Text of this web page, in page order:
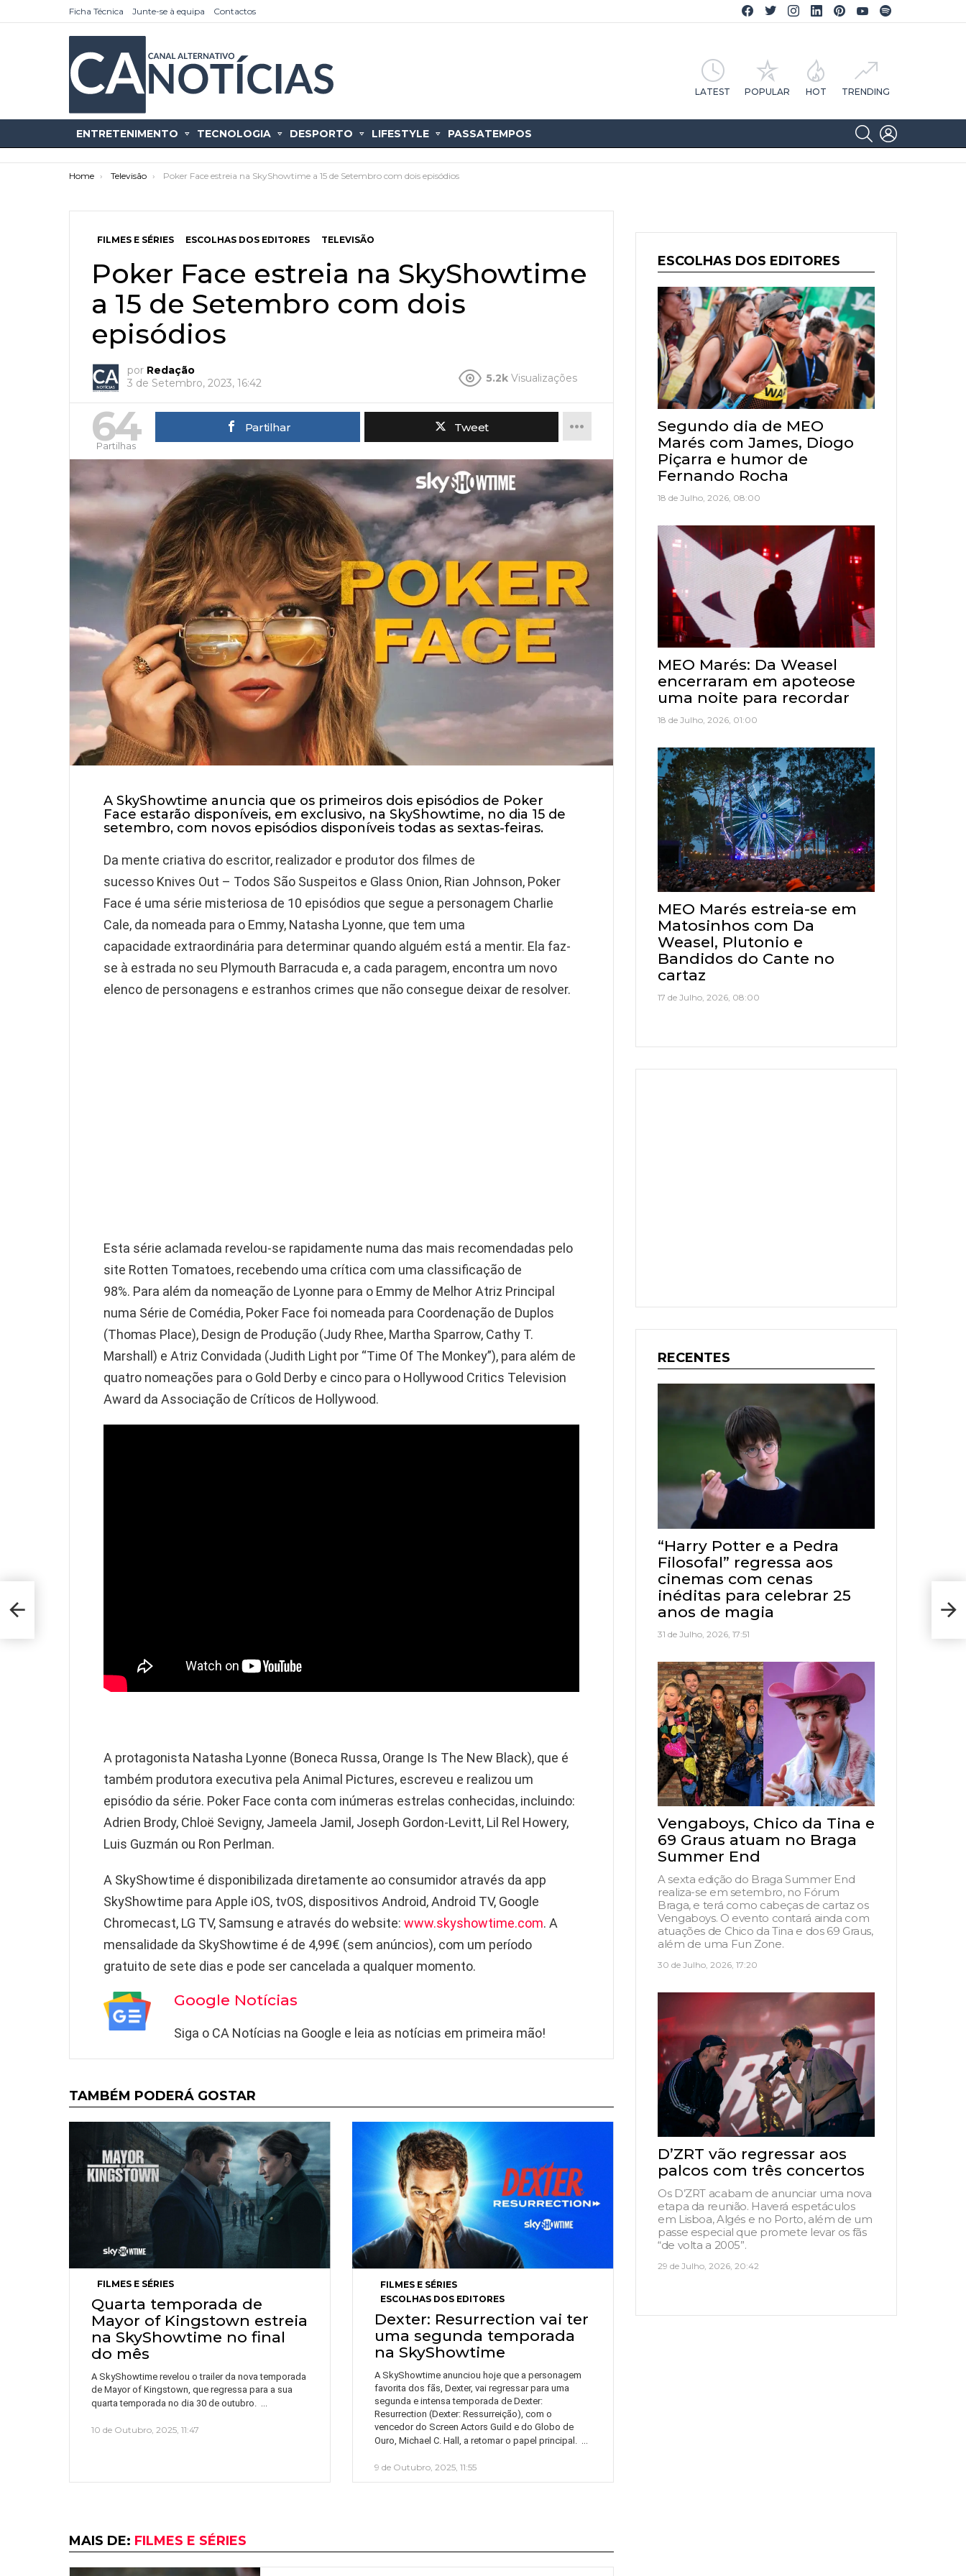
Ficha Técnica Junte-se à equipa Contactos
Facebook CA Notícias
Twitter CA Notícias
Instagram CA Notícias
Linkedin CA Notícias
Pinterest CA Notícias
YouTube CA Notícias
LATEST POPULAR HOT TRENDING
ENTRETENIMENTO TECNOLOGIA DESPORTO LIFESTYLE PASSATEMPOS
SEARCH
You are here:
Home Televisão Poker Face estreia na SkyShowtime a 15 de Setembro com dois episódios
FILMES E SÉRIES ESCOLHAS DOS EDITORES TELEVISÃO
Poker Face estreia na SkyShowtime
a 15 de Setembro com dois
episódios
por Redação
3 de Setembro, 2023, 16:42
5.2k Visualizações
64
Partilhas
Partilhar Tweet
A SkyShowtime anuncia que os primeiros dois episódios de Poker
Face estarão disponíveis, em exclusivo, na SkyShowtime, no dia 15 de
setembro, com novos episódios disponíveis todas as sextas-feiras.
Da mente criativa do escritor, realizador e produtor dos filmes de
sucesso Knives Out – Todos São Suspeitos e Glass Onion, Rian Johnson, Poker
Face é uma série misteriosa de 10 episódios que segue a personagem Charlie
Cale, da nomeada para o Emmy, Natasha Lyonne, que tem uma
capacidade extraordinária para determinar quando alguém está a mentir. Ela faz-
se à estrada no seu Plymouth Barracuda e, a cada paragem, encontra um novo
elenco de personagens e estranhos crimes que não consegue deixar de resolver.
Esta série aclamada revelou-se rapidamente numa das mais recomendadas pelo
site Rotten Tomatoes, recebendo uma crítica com uma classificação de
98%. Para além da nomeação de Lyonne para o Emmy de Melhor Atriz Principal
numa Série de Comédia, Poker Face foi nomeada para Coordenação de Duplos
(Thomas Place), Design de Produção (Judy Rhee, Martha Sparrow, Cathy T.
Marshall) e Atriz Convidada (Judith Light por “Time Of The Monkey”), para além de
quatro nomeações para o Gold Derby e cinco para o Hollywood Critics Television
Award da Associação de Críticos de Hollywood.
A protagonista Natasha Lyonne (Boneca Russa, Orange Is The New Black), que é
também produtora executiva pela Animal Pictures, escreveu e realizou um
episódio da série. Poker Face conta com inúmeras estrelas conhecidas, incluindo:
Adrien Brody, Chloë Sevigny, Jameela Jamil, Joseph Gordon-Levitt, Lil Rel Howery,
Luis Guzmán ou Ron Perlman.
A SkyShowtime é disponibilizada diretamente ao consumidor através da app
SkyShowtime para Apple iOS, tvOS, dispositivos Android, Android TV, Google
Chromecast, LG TV, Samsung e através do website: www.skyshowtime.com. A
mensalidade da SkyShowtime é de 4,99€ (sem anúncios), com um período
gratuito de sete dias e pode ser cancelada a qualquer momento.
Google Notícias
Siga o CA Notícias na Google e leia as notícias em primeira mão!
TAMBÉM PODERÁ GOSTAR
FILMES E SÉRIES
Quarta temporada de
Mayor of Kingstown estreia
na SkyShowtime no final
do mês
A SkyShowtime revelou o trailer da nova temporada
de Mayor of Kingstown, que regressa para a sua
quarta temporada no dia 30 de outubro.
10 de Outubro, 2025, 11:47
FILMES E SÉRIES
ESCOLHAS DOS EDITORES
Dexter: Resurrection vai ter
uma segunda temporada
na SkyShowtime
A SkyShowtime anunciou hoje que a personagem
favorita dos fãs, Dexter, vai regressar para uma
segunda e intensa temporada de Dexter:
Resurrection (Dexter: Ressurreição), com o
vencedor do Screen Actors Guild e do Globo de
Ouro, Michael C. Hall, a retomar o papel principal.
9 de Outubro, 2025, 11:55
MAIS DE: FILMES E SÉRIES
ESCOLHAS DOS EDITORES
Segundo dia de MEO
Marés com James, Diogo
Piçarra e humor de
Fernando Rocha
18 de Julho, 2026, 08:00
MEO Marés: Da Weasel
encerraram em apoteose
uma noite para recordar
18 de Julho, 2026, 01:00
MEO Marés estreia-se em
Matosinhos com Da
Weasel, Plutonio e
Bandidos do Cante no
cartaz
17 de Julho, 2026, 08:00
RECENTES
“Harry Potter e a Pedra
Filosofal” regressa aos
cinemas com cenas
inéditas para celebrar 25
anos de magia
31 de Julho, 2026, 17:51
Vengaboys, Chico da Tina e
69 Graus atuam no Braga
Summer End
A sexta edição do Braga Summer End
realiza-se em setembro, no Fórum
Braga, e terá como cabeças de cartaz os
Vengaboys. O evento contará ainda com
atuações de Chico da Tina e dos 69 Graus,
além de uma Fun Zone.
30 de Julho, 2026, 17:20
D’ZRT vão regressar aos
palcos com três concertos
Os D’ZRT acabam de anunciar uma nova
etapa da reunião. Haverá espetáculos
em Lisboa, Algés e no Porto, além de um
passe especial que promete levar os fãs
“de volta a 2005”.
29 de Julho, 2026, 20:42